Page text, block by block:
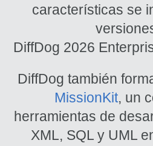
características se
DiffDog 2026
DiffDog también
MissionKit, un
herramientas de
XML, SQL y UML